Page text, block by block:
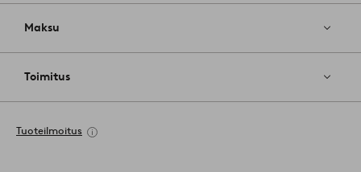
Maksu
Toimitus
Tuoteilmoitus